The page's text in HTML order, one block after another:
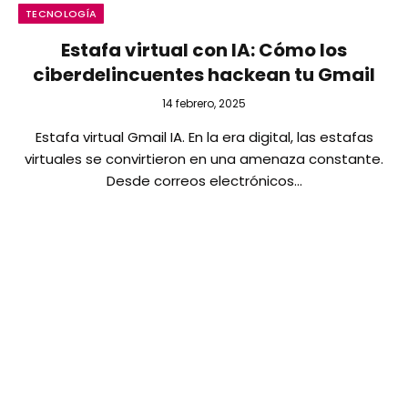
TECNOLOGÍA
Estafa virtual con IA: Cómo los
ciberdelincuentes hackean tu Gmail
14 febrero, 2025
Estafa virtual Gmail IA. En la era digital, las estafas
virtuales se convirtieron en una amenaza constante.
Desde correos electrónicos…